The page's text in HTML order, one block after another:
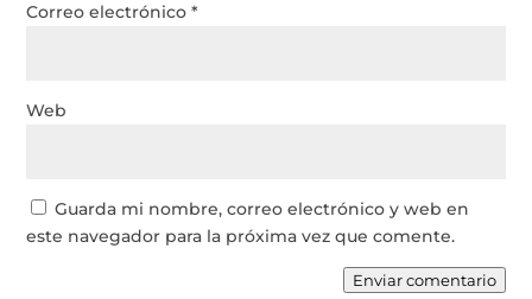
Correo electrónico*
Web
Guarda mi nombre, correo electrónico y web en
este navegador para la próxima vez que comente.
Enviar comentario